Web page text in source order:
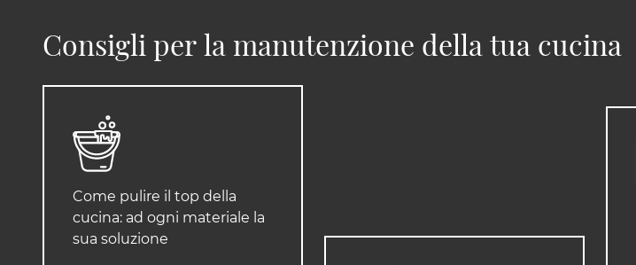
Consigli per la manutenzione della tua cucina
Come pulire il top della
cucina: ad ogni materiale la
sua soluzione